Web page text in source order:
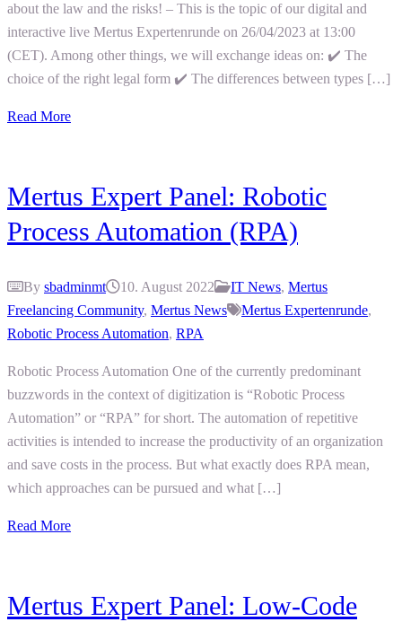
about the law and the risks! – This is the topic of our digital and
interactive live Mertus Expertenrunde on 26/04/2023 at 13:00
(CET). Among other things, we will exchange ideas on: ✔️ The
choice of the right legal form ✔️ The differences between types […]
Read More
Mertus Expert Panel: Robotic
Process Automation (RPA)
By sbadminmt 10. August 2022 IT News, Mertus
Freelancing Community, Mertus News Mertus Expertenrunde,
Robotic Process Automation, RPA
Robotic Process Automation One of the currently predominant
buzzwords in the context of digitization is “Robotic Process
Automation” or “RPA” for short. The automation of repetitive
activities is intended to increase the productivity of an organization
and save costs in the process. But what exactly does RPA mean,
which approaches can be pursued and what […]
Read More
Mertus Expert Panel: Low-Code